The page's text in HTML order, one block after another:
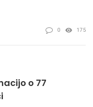
0 175
o 77